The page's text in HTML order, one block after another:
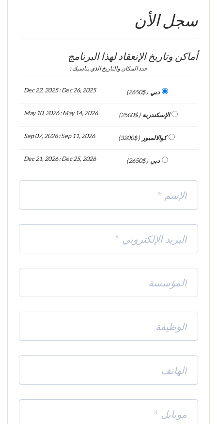
سجل الأن
أماكن وتاريخ الإنعقاد لهذا البرنامج
حدد المكان والتاريخ الذي يناسبك :
دبي ( 2650$)
Dec 22, 2025 : Dec 26, 2025
الإسكندرية ( 2500$)
May 10, 2026 : May 14, 2026
كوالالمبور ( 3200$)
Sep 07, 2026 : Sep 11, 2026
دبي ( 2650$)
Dec 21, 2026 : Dec 25, 2026